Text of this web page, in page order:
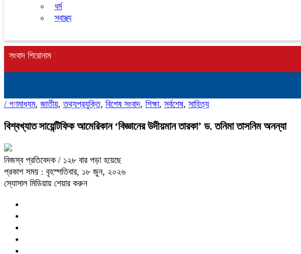
ধর্ম
স্বাস্থ্য
সংবাদ শিরোনাম
/ গণমাধ্যম, জাতীয়,তথ্যপ্রযুক্তি, বিশেষ সংবাদ, শিক্ষা, সর্বশেষ, সাহিত্য
বিশ্বখ্যাত সায়েন্টিফিক আমেরিকান ‘বিজ্ঞানের উদীয়মান তারকা’ ড. তনিমা তাসনিম অনন্যা
নিজস্ব প্রতিবেদক / ১২৮ বার পড়া হয়েছে
প্রকাশ সময় : বৃহস্পতিবার, ১৮ জুন, ২০২৬
স্যোসাল মিডিয়ায় শেয়ার করুন